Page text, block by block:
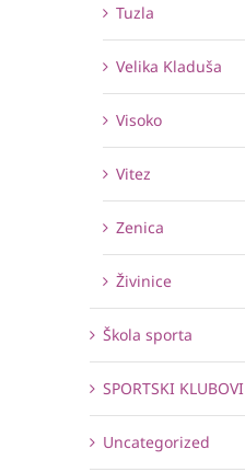
Tuzla
Velika Kladuša
Visoko
Vitez
Zenica
Živinice
Škola sporta
SPORTSKI KLUBOVI
Uncategorized